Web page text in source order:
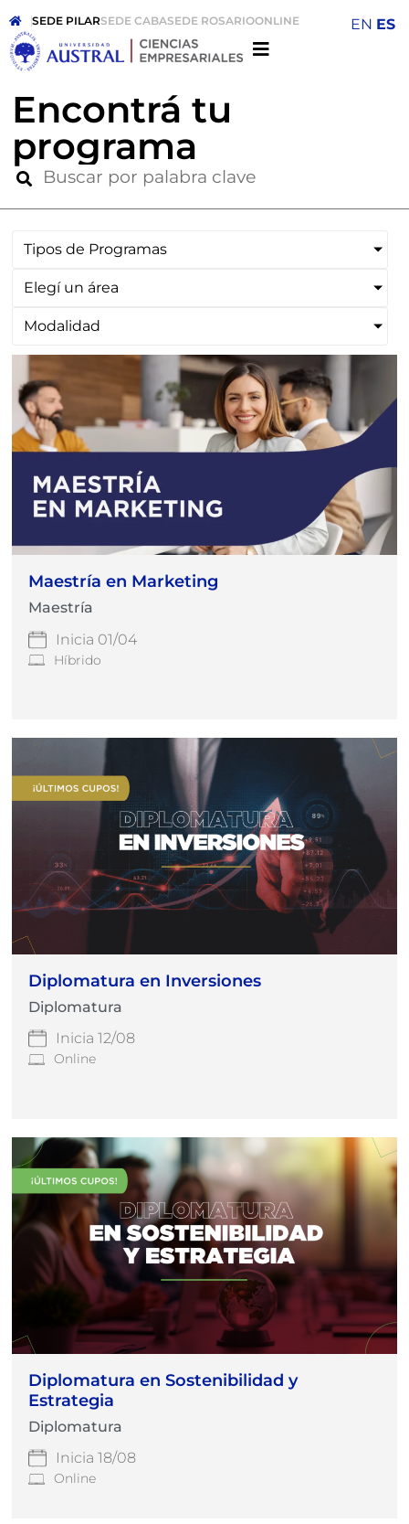
SEDE PILARSEDE CABASEDE ROSARIOONLINE
Encontrá tu
programa
Tipos de Programas
Elegí un área
Modalidad
Maestría en Marketing
Maestría
Inicia 01/04
Híbrido
Diplomatura en Inversiones
Diplomatura
Inicia 12/08
Online
Diplomatura en Sostenibilidad y
Estrategia
Diplomatura
Inicia 18/08
Online
EN ES